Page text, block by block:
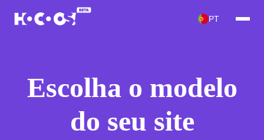
PT
Escolha o modelo
do seu site